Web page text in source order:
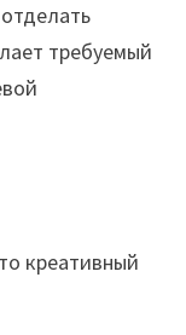
требуемый
креативный